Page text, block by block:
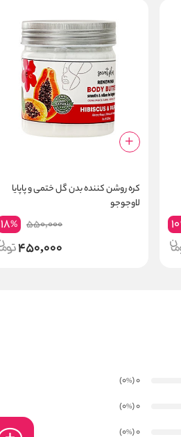
10
کره روشن کننده بدن گل ختمی و پاپایا
لاوجوجو
550,000
18%
450,000
0
(0
%
)
0
(0
%
)
0
(0
%
)